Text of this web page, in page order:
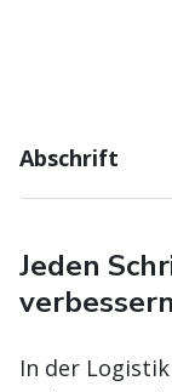
Abschrift
Jeden
verbessern
In der